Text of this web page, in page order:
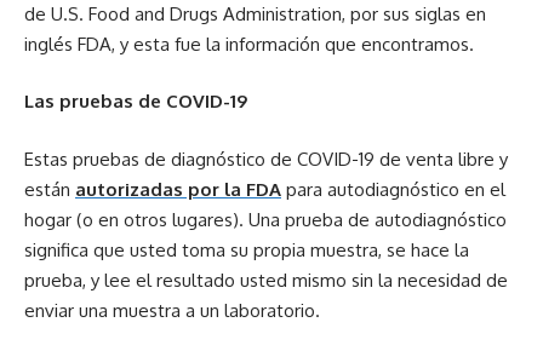
de U.S. Food and Drugs Administration, por sus siglas en
inglés FDA, y esta fue la información que encontramos.
Las pruebas de COVID-19
Estas pruebas de diagnóstico de COVID-19 de venta libre y
están autorizadas por la FDA para autodiagnóstico en el
hogar (o en otros lugares). Una prueba de autodiagnóstico
significa que usted toma su propia muestra, se hace la
prueba, y lee el resultado usted mismo sin la necesidad de
enviar una muestra a un laboratorio.